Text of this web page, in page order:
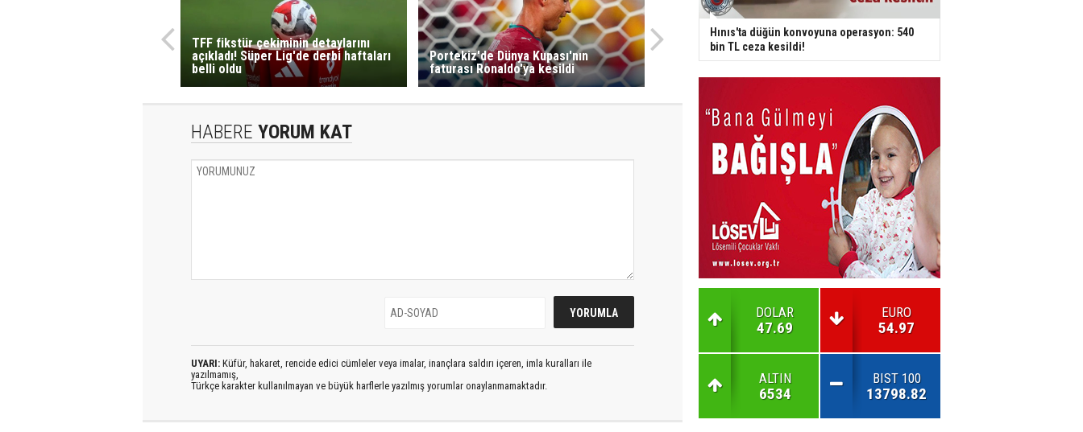
TFF fikstür çekiminin detaylarını
açıkladı! Süper Lig'de derbi haftaları
belli oldu
Portekiz'de Dünya Kupası'nın
faturası Ronaldo'ya kesildi
HABERE YORUM KAT
UYARI: Küfür, hakaret, rencide edici cümleler veya imalar, inançlara saldırı içeren, imla kuralları ile
yazılmamış,
Türkçe karakter kullanılmayan ve büyük harflerle yazılmış yorumlar onaylanmamaktadır.
Hınıs'ta düğün konvoyuna operasyon: 540
bin TL ceza kesildi!
DOLAR
47.69
EURO
54.97
ALTIN
6534
BIST 100
13798.82